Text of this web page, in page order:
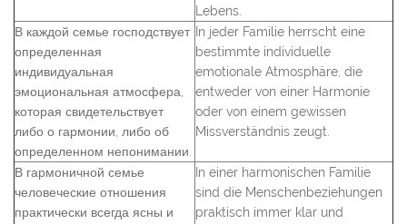
Lebens.
В каждой семье господствует
определенная
индивидуальная
эмоциональная атмосфера,
которая свидетельствует
либо о гармонии, либо об
определенном непонимании.
In jeder Familie herrscht eine
bestimmte individuelle
emotionale Atmosphäre, die
entweder von einer Harmonie
oder von einem gewissen
Missverständnis zeugt.
В гармоничной семье
человеческие отношения
практически всегда ясны и
In einer harmonischen Familie
sind die Menschenbeziehungen
praktisch immer klar und